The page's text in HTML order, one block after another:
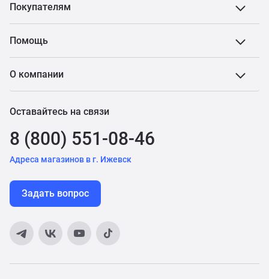
Покупателям
Помощь
О компании
Оставайтесь на связи
8 (800) 551-08-46
Адреса магазинов в г. Ижевск
Задать вопрос